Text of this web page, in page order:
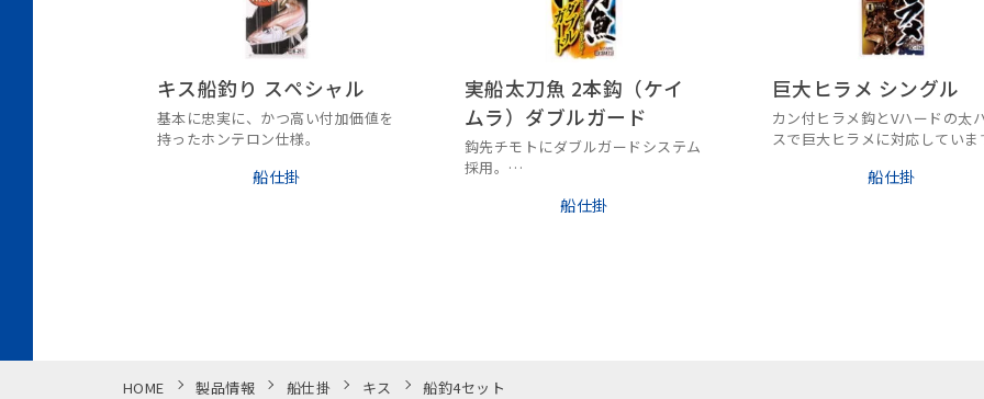
キス船釣り スペシャル
基本に忠実に、かつ高い付加価値を
持ったホンテロン仕様。
船仕掛
実船太刀魚 2本鈎（ケイ
ムラ）ダブルガード
鈎先チモトにダブルガードシステム
採用。
船仕掛
巨大ヒラメ シングル
カン付ヒラメ鈎とVハードの太
スで巨大ヒラメに対応していま
船仕掛
HOME 製品情報 船仕掛 キス 船釣4セット